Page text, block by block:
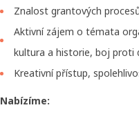
Znalost grantových
Aktivní zájem o témata
kultura a historie, boj proti
Kreativní přístup,
Nabízíme: